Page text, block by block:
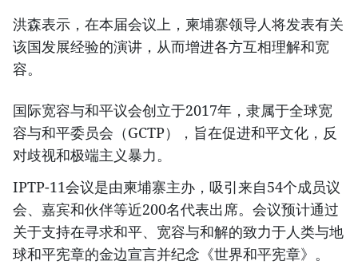
洪森表示，在本届会议上，柬埔寨领导人将发表有关
该国发展经验的演讲，从而增进各方互相理解和宽
容。
国际宽容与和平议会创立于2017年，隶属于全球宽
容与和平委员会（GCTP），旨在促进和平文化，反
对歧视和极端主义暴力。
IPTP-11会议是由柬埔寨主办，吸引来自54个成员议
会、嘉宾和伙伴等近200名代表出席。会议预计通过
关于支持在寻求和平、宽容与和解的致力于人类与地
球和平宪章的金边宣言并纪念《世界和平宪章》。